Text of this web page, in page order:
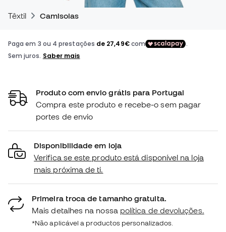
Têxtil Camisolas
Produto com envio grátis para Portugal
Compra este produto e recebe-o sem pagar
portes de envio
Disponibilidade em loja
Verifica se este produto está disponível na loja
mais próxima de ti.
Primeira troca de tamanho gratuita.
Mais detalhes na nossa política de devoluções.
*Não aplicável a productos personalizados.